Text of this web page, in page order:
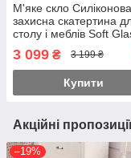
М'яке скло Силіконова
захисна скатертина
столу і меблів Soft
(3.0х1.0м) Товщина
Прозора
3 099 ₴ 3 199 ₴
Купити
Акційні
–19%